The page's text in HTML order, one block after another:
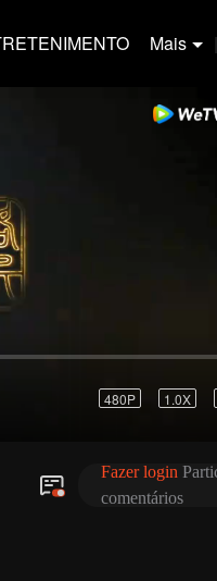
Mais |